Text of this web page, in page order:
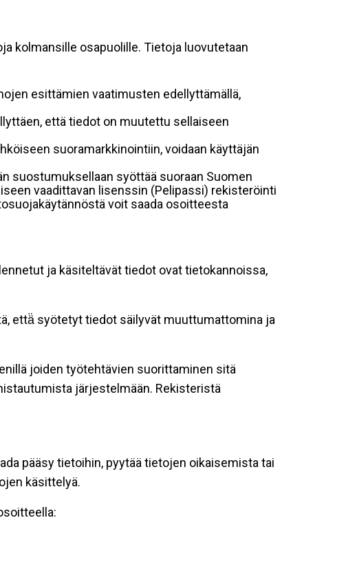
kolmansille osapuolille. Tietoja luovutetaan
esittämien vaatimusten edellyttämällä,
että tiedot on muutettu sellaiseen
suoramarkkinointiin, voidaan käyttäjän
suostumuksellaan syöttää suoraan Suomen
vaadittavan lisenssin (Pelipassi) rekisteröinti
voit saada osoitteesta
ja käsiteltävät tiedot ovat tietokannoissa,
että̈ syötetyt tiedot säilyvät muuttumattomina ja
joiden työtehtävien suorittaminen sitä
järjestelmään. Rekisteristä
pääsy tietoihin, pyytää tietojen oikaisemista tai
käsittelyä.